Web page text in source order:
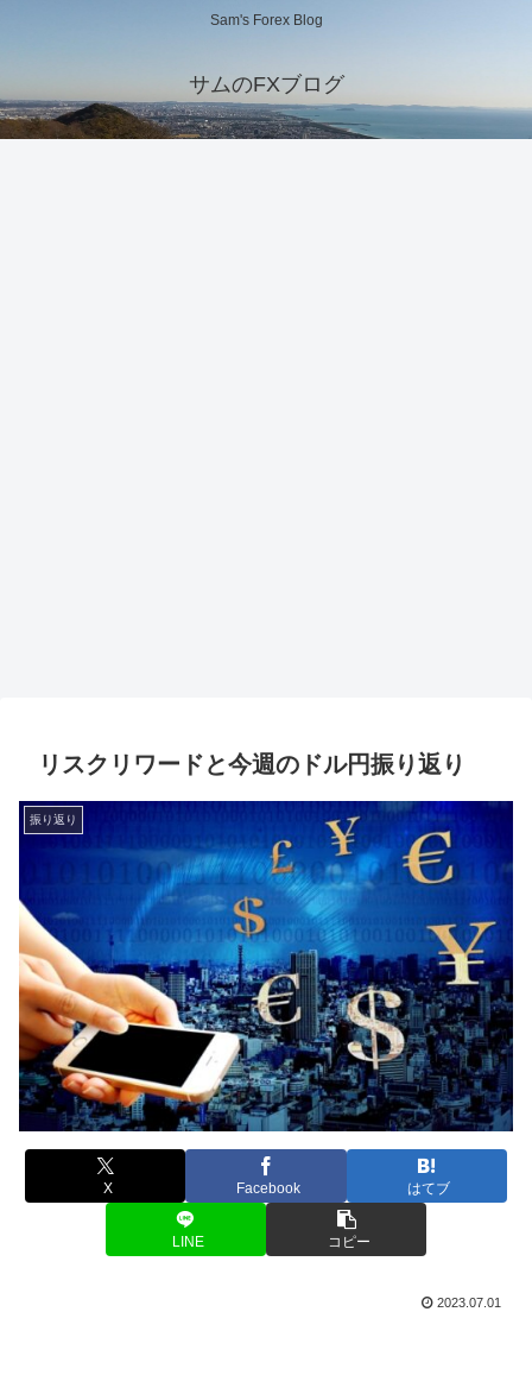
Sam's Forex Blog
サムのFXブログ
リスクリワードと今週のドル円振り返り
振り返り
X Facebook はてブ
LINE コピー
2023.07.01